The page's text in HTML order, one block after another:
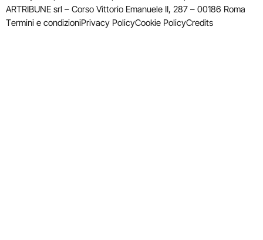
ARTRIBUNE srl – Corso Vittorio Emanuele II, 287 – 00186 Roma
Termini e condizioniPrivacy PolicyCookie PolicyCredits